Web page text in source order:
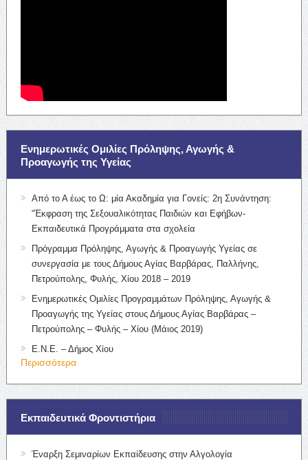
Ενημερωτικές Ομιλίες Πρόληψης, Αγωγής &
Προαγωγής της Υγείας
Από το Α έως το Ω: μία Ακαδημία για Γονείς: 2η Συνάντηση:
“Έκφραση της Σεξουαλικότητας Παιδιών και Εφήβων-
Εκπαιδευτικά Προγράμματα στα σχολεία
Πρόγραμμα Πρόληψης, Αγωγής & Προαγωγής Υγείας σε
συνεργασία με τους Δήμους Αγίας Βαρβάρας, Παλλήνης,
Πετρούπολης, Φυλής, Χίου 2018 – 2019
Ενημερωτικές Ομιλίες Προγραμμάτων Πρόληψης, Αγωγής &
Προαγωγής της Υγείας στους Δήμους Αγίας Βαρβάρας –
Πετρούπολης – Φυλής – Χίου (Μάιος 2019)
Ε.Ν.Ε. – Δήμος Χίου
Περισσότερα
Εκπαιδευτικά Φροντιστήρια
Έναρξη Σεμιναρίων Εκπαίδευσης στην Αλγολογία